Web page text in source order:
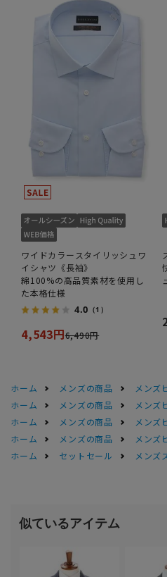
ワイドカラースタイリッシュワ
イシャツ《長袖》
綿100%の高品質素材を使用し
た本格仕様
4.0 （1）
4,543円6,490円
ホーム メンズの商品 メンズ
ホーム
メンズの商品 メンズ
ホーム
メンズの商品 メンズ
ホーム
メンズの商品 メンズ
ホーム
セットセール メンズ